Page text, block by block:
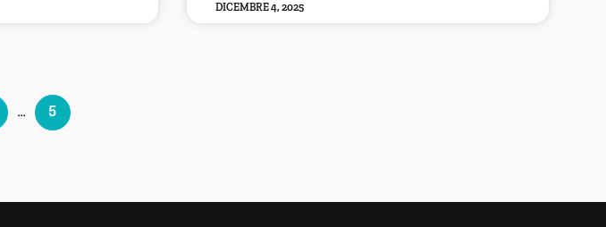
DICEMBRE 4, 2025
… 5